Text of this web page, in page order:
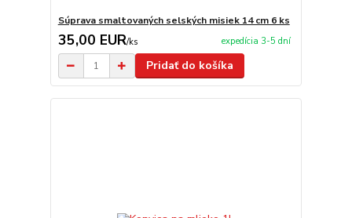
Súprava smaltovaných selských misiek 14 cm 6 ks
35,00 EUR/ks expedícia 3-5 dní
Pridať do košíka